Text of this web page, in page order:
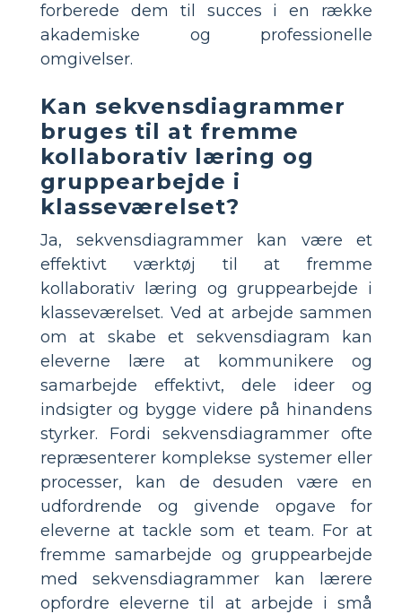
forberede dem til succes i en række
akademiske og professionelle
omgivelser.
Kan sekvensdiagrammer
bruges til at fremme
kollaborativ læring og
gruppearbejde i
klasseværelset?
Ja, sekvensdiagrammer kan være et
effektivt værktøj til at fremme
kollaborativ læring og gruppearbejde i
klasseværelset. Ved at arbejde sammen
om at skabe et sekvensdiagram kan
eleverne lære at kommunikere og
samarbejde effektivt, dele ideer og
indsigter og bygge videre på hinandens
styrker. Fordi sekvensdiagrammer ofte
repræsenterer komplekse systemer eller
processer, kan de desuden være en
udfordrende og givende opgave for
eleverne at tackle som et team. For at
fremme samarbejde og gruppearbejde
med sekvensdiagrammer kan lærere
opfordre eleverne til at arbejde i små